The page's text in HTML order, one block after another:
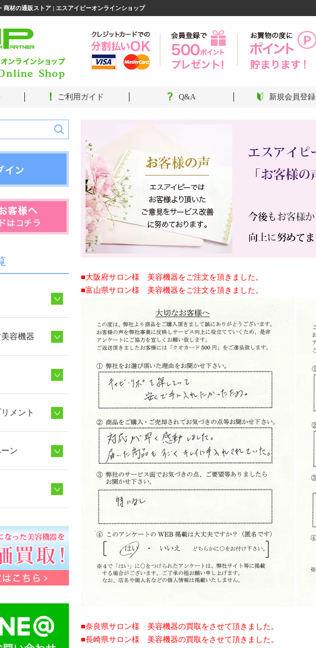
商材の通販ストア | エスアイピーオンラインショップ
ご利用ガイド Q&A 新規会員登録
■大阪府サロン様 美容機器をご注文を頂きました。
■富山県サロン様 美容機器をご注文を頂きました。
■奈良県サロン様 美容機器の買取をさせて頂きました。
■長崎県サロン様 美容機器の買取をさせて頂きました。
容機器
メント
ン